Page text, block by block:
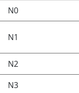
N0
N1
N2
N3